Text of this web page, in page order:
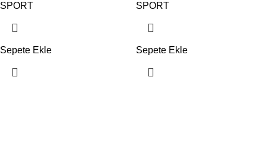
SPORT
Sepete Ekle
SPORT
Sepete Ekle